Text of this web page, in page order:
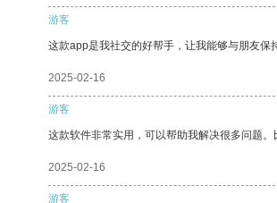
游客
这款app是我社交的好帮手，让我能够与朋友保
2025-02-16
游客
这款软件非常实用，可以帮助我解决很多问题
2025-02-16
游客